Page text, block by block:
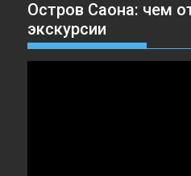
Остров Саона: чем
экскурсии